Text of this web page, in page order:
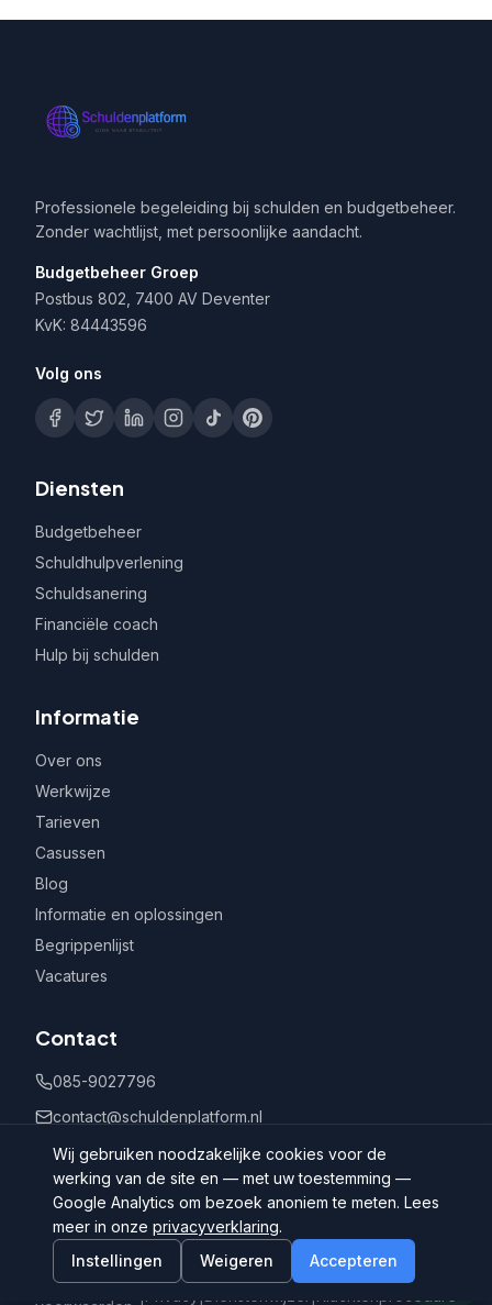
Professionele begeleiding bij schulden en budgetbeheer.
Zonder wachtlijst, met persoonlijke aandacht.
Budgetbeheer Groep
Postbus 802, 7400 AV Deventer
KvK: 84443596
Volg ons
Diensten
Budgetbeheer
Schuldhulpverlening
Schuldsanering
Financiële coach
Hulp bij schulden
Informatie
Over ons
Werkwijze
Tarieven
Casussen
Blog
Informatie en oplossingen
Begrippenlijst
Vacatures
Contact
085-9027796
contact@schuldenplatform.nl
Postbus 802, 7400 AV Deventer
©
Schuldenplatform.nl
Algemene
Wij gebruiken noodzakelijke cookies voor de
werking van de site en — met uw toestemming —
Google Analytics om bezoek anoniem te meten. Lees
meer in onze privacyverklaring.
Instellingen
Weigeren Accepteren